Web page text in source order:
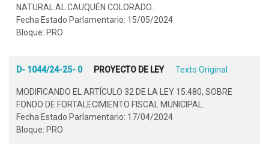
NATURAL AL CAUQUÉN COLORADO..
Fecha Estado Parlamentario: 15/05/2024
Bloque: PRO
D- 1044/24-25- 0 PROYECTO DE LEY Texto Original
MODIFICANDO EL ARTÍCULO 32 DE LA LEY 15.480, SOBRE
FONDO DE FORTALECIMIENTO FISCAL MUNICIPAL..
Fecha Estado Parlamentario: 17/04/2024
Bloque: PRO